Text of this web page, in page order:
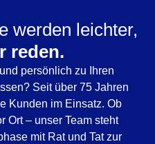
werden leichter,
reden.
persönlich zu Ihren
Seit über 75 Jahren
Kunden im Einsatz. Ob
Ort – unser Team steht
mit Rat und Tat zur